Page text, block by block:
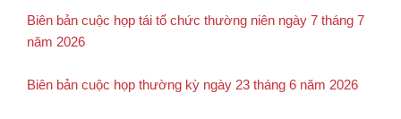
Biên bản cuộc họp tái tổ chức thường niên ngày 7 tháng 7
năm 2026
Biên bản cuộc họp thường kỳ ngày 23 tháng 6 năm 2026